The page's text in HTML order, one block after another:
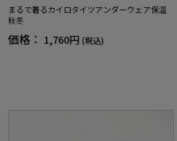
まるで着るカイロタイツアンダーウェア保温
秋冬
価格： 1,760円 (税込)